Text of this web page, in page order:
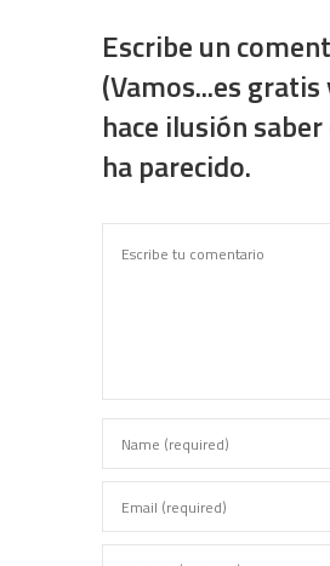
Escribe un
(Vamos...es gratis
hace ilusión
ha parecido.